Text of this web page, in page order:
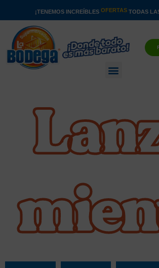
contenido
¡TENEMOS INCREÍBLES OFERTAS TODAS
Menu